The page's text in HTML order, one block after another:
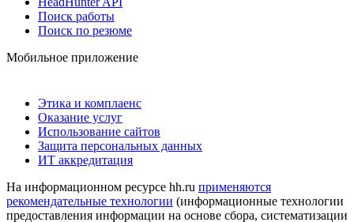
Поиск работы
Поиск по резюме
Мобильное приложение
Этика и комплаенс
Оказание услуг
Использование сайтов
Защита персональных данных
ИТ аккредитация
На информационном ресурсе hh.ru применяются
рекомендательные технологии (информационные технологии
предоставления информации на основе сбора, систематизации